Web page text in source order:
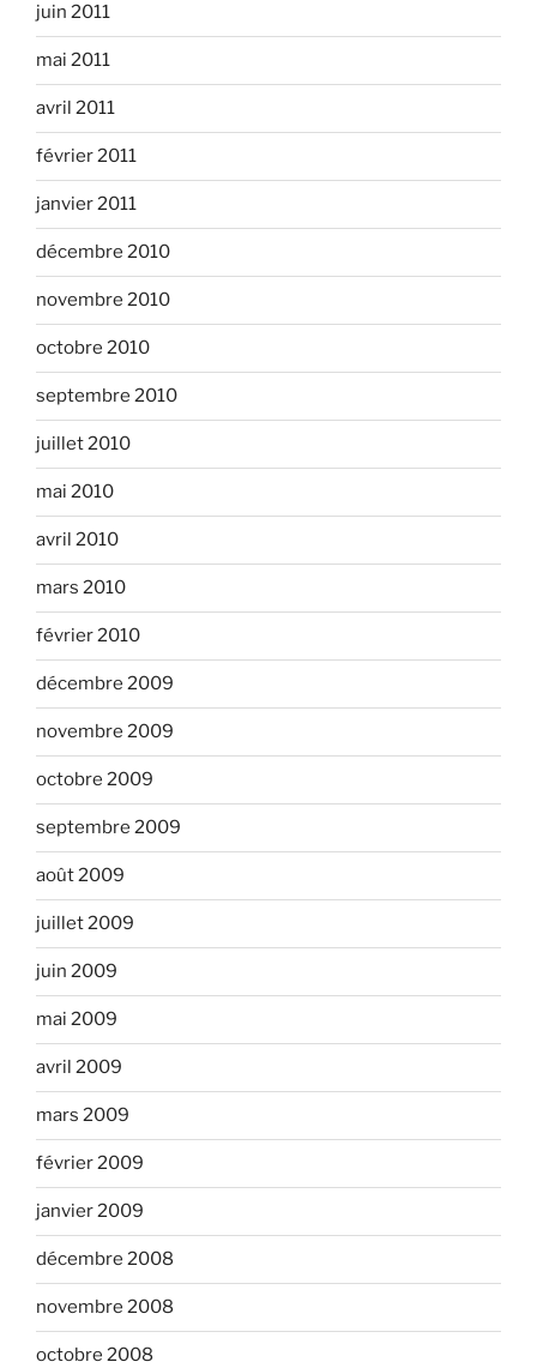
juin 2011
mai 2011
avril 2011
février 2011
janvier 2011
décembre 2010
novembre 2010
octobre 2010
septembre 2010
juillet 2010
mai 2010
avril 2010
mars 2010
février 2010
décembre 2009
novembre 2009
octobre 2009
septembre 2009
août 2009
juillet 2009
juin 2009
mai 2009
avril 2009
mars 2009
février 2009
janvier 2009
décembre 2008
novembre 2008
octobre 2008